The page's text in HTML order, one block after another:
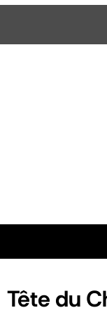
Tête du